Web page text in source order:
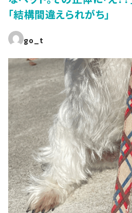
「結構間違えられがち」
go_t